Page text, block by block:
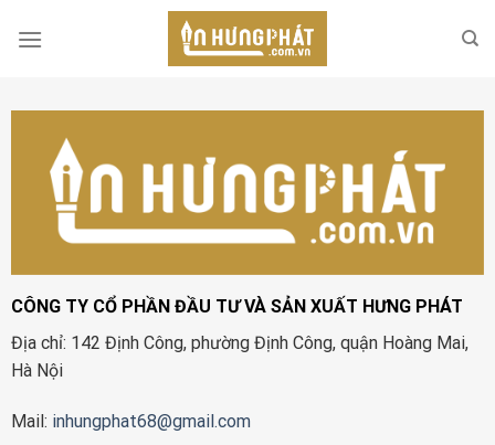
CÔNG TY CỔ PHẦN ĐẦU TƯ VÀ SẢN XUẤT HƯNG PHÁT
Địa chỉ: 142 Định Công, phường Định Công, quận Hoàng Mai,
Hà Nội
Mail: inhungphat68@gmail.com